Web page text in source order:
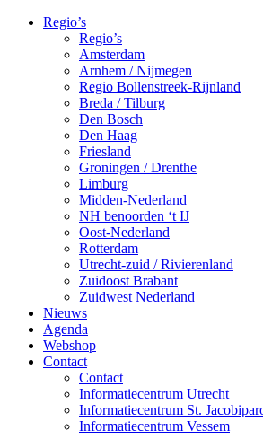
Regio’s
Regio’s
Amsterdam
Arnhem / Nijmegen
Regio Bollenstreek-Rijnland
Breda / Tilburg
Den Bosch
Den Haag
Friesland
Groningen / Drenthe
Limburg
Midden-Nederland
NH benoorden ‘t IJ
Oost-Nederland
Rotterdam
Utrecht-zuid / Rivierenland
Zuidoost Brabant
Zuidwest Nederland
Nieuws
Agenda
Webshop
Contact
Contact
Informatiecentrum Utrecht
Informatiecentrum St.
Informatiecentrum Vessem